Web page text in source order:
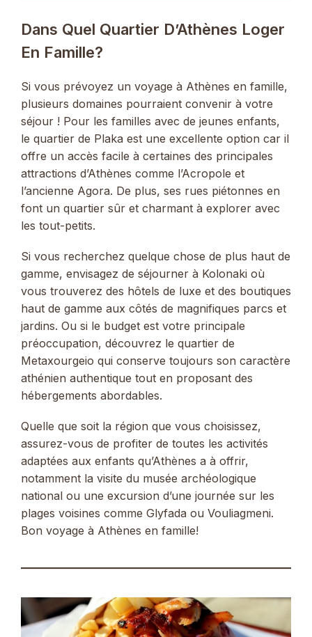
Dans Quel Quartier D’Athènes Loger
En Famille?
Si vous prévoyez un voyage à Athènes en famille,
plusieurs domaines pourraient convenir à votre
séjour ! Pour les familles avec de jeunes enfants,
le quartier de Plaka est une excellente option car il
offre un accès facile à certaines des principales
attractions d’Athènes comme l’Acropole et
l’ancienne Agora. De plus, ses rues piétonnes en
font un quartier sûr et charmant à explorer avec
les tout-petits.
Si vous recherchez quelque chose de plus haut de
gamme, envisagez de séjourner à Kolonaki où
vous trouverez des hôtels de luxe et des boutiques
haut de gamme aux côtés de magnifiques parcs et
jardins. Ou si le budget est votre principale
préoccupation, découvrez le quartier de
Metaxourgeio qui conserve toujours son caractère
athénien authentique tout en proposant des
hébergements abordables.
Quelle que soit la région que vous choisissez,
assurez-vous de profiter de toutes les activités
adaptées aux enfants qu’Athènes a à offrir,
notamment la visite du musée archéologique
national ou une excursion d’une journée sur les
plages voisines comme Glyfada ou Vouliagmeni.
Bon voyage à Athènes en famille!